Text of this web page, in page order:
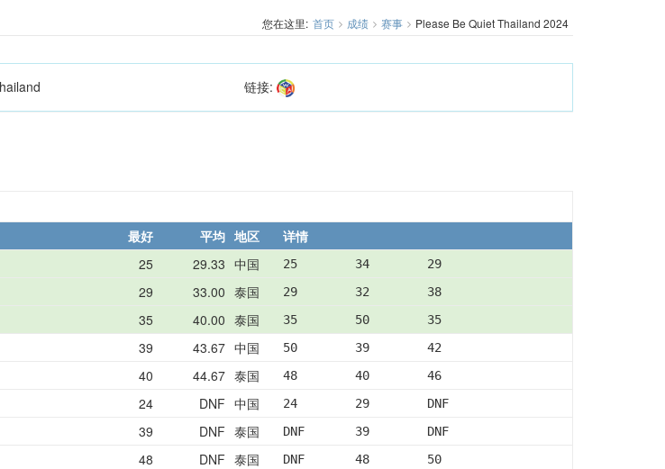
您在这里: 首页 成绩 赛事 Please Be Quiet Thailand 2024
链接:
最好 平均 地区
详情
25 29.33 中国 25        34        29
29 33.00 泰国 29        32        38
35 40.00 泰国 35        50        35
39 43.67 中国 50        39        42
40 44.67 泰国 48        40        46
24 DNF 中国 24        29        DNF
39 DNF 泰国 DNF       39        DNF
48 DNF 泰国 DNF       48        50